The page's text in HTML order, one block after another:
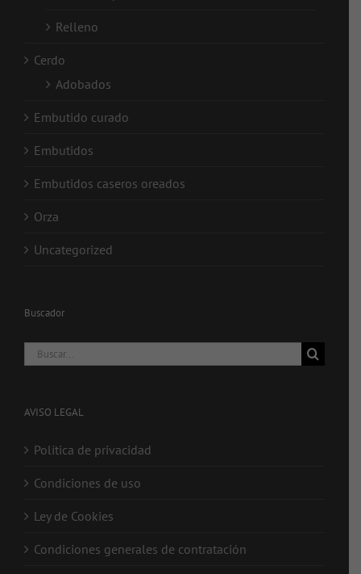
Relleno
Cerdo
Adobados
Embutido curado
Embutidos
Embutidos caseros oreados
Orza
Uncategorized
Buscador
Buscar:
AVISO LEGAL
Política de privacidad
Condiciones de uso
Ley de Cookies
Condiciones generales de contratación